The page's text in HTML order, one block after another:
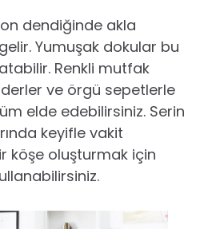
dendiğinde akla
Yumuşak dokular bu
Renkli mutfak
ve örgü sepetlerle
elde edebilirsiniz. Serin
keyifle vakit
köşe oluşturmak için